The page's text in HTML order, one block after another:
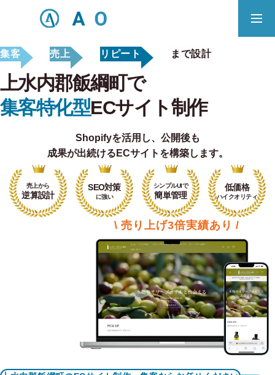
事業内容 無料相談
ECサイト制作対応エリア
あっ！と おどろく、みらいをつくる。
SERVICE
事業概要
集客 売上 リピート まで設計
上水内郡飯綱町で
集客特化型ECサイト制作
Shopifyを活用し、 公開後も
成果が出続けるECサイトを構築します。
売上から
逆算設計
SEO対策
に強い
シンプルUIで
簡単管理
低価格
ハイクオリティ
\ 売り上げ3倍実績あり /